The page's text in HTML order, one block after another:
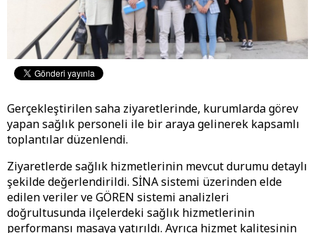
Gerçekleştirilen saha ziyaretlerinde, kurumlarda görev
yapan sağlık personeli ile bir araya gelinerek kapsamlı
toplantılar düzenlendi.
Ziyaretlerde sağlık hizmetlerinin mevcut durumu detaylı
şekilde değerlendirildi. SİNA sistemi üzerinden elde
edilen veriler ve GÖREN sistemi analizleri
doğrultusunda ilçelerdeki sağlık hizmetlerinin
performansı masaya yatırıldı. Ayrıca hizmet kalitesinin